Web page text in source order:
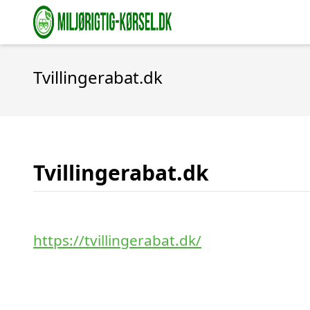
Tvillingerabat.dk
Tvillingerabat.dk
https://tvillingerabat.dk/